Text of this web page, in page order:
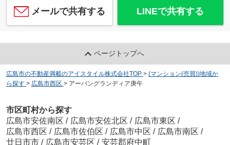
メールで共有する LINEで共有する
ページトップへ
広島市の不動産満載のアイスタイル株式会社TOP > (マンション(売買))地域か
ら探す > 広島市西区 > アーバングランディア庚午
市区町村から探す
広島市安佐南区 / 広島市安佐北区 / 広島市東区 /
広島市西区 / 広島市佐伯区 / 広島市中区 / 広島市南区 /
廿日市市 / 広島市安芸区 / 安芸郡府中町